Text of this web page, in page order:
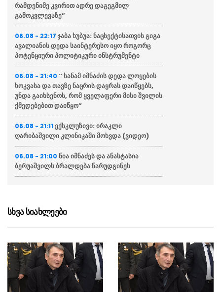
რამდენიმე კვირით ადრე დაგეგმილ
გამოკვლევაზე”
06.08 - 22:17 ჯაბა ხუბუა: ნაცსექტისათვის გიგა
ავალიანის დედა საინტერესო იყო როგორც
პოტენციური პოლიტიკური ინსტრუმენტი
06.08 - 21:40 “ სანამ იმნაძის დედა ლოყების
ხოკვასა და თავზე ნაცრის დაყრას დაიწყებს,
უნდა გაიხსენოს, რომ ყველაფერი მისი შვილის
ქმედებებით დაიწყო”
06.08 - 21:11 ექსკლუზივი: ირაკლი
ღარიბაშვილი კლინიკაში მოხვდა (ვიდეო)
06.08 - 21:00 ნია იმნაძეს და ანასტასია
ბერუაშვილს ბრალდება წარუდგინეს
ფლოტის დაახლოებით 80%-ში”
და დროს მოითხოვს
06.08 - 18:23ირაკლი კობახიძემ ბათუმის
საზღვაო ნავსადგურში საკონტეინერო და
სასუქების ტერმინალები დაათვალიერა
სხვა სიახლეები